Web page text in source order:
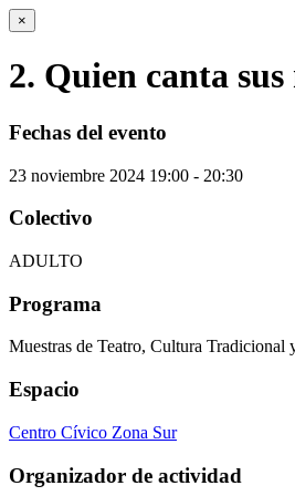
×
2. Quien canta sus
Fechas del evento
23 noviembre 2024 19:00 - 20:30
Colectivo
ADULTO
Programa
Muestras de Teatro, Cultura
Espacio
Centro Cívico Zona Sur
Organizador de actividad